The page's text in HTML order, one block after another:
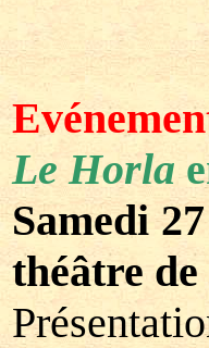
Le Horla
Samedi
théâtre